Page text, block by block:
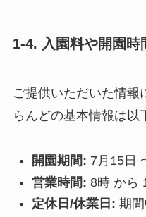
1-4. 入園料や開園時
ご提供いただいた情報
らんどの基本情報は以
開園期間: 7月15日
営業時間: 8時 から
定休日/休業日: 期